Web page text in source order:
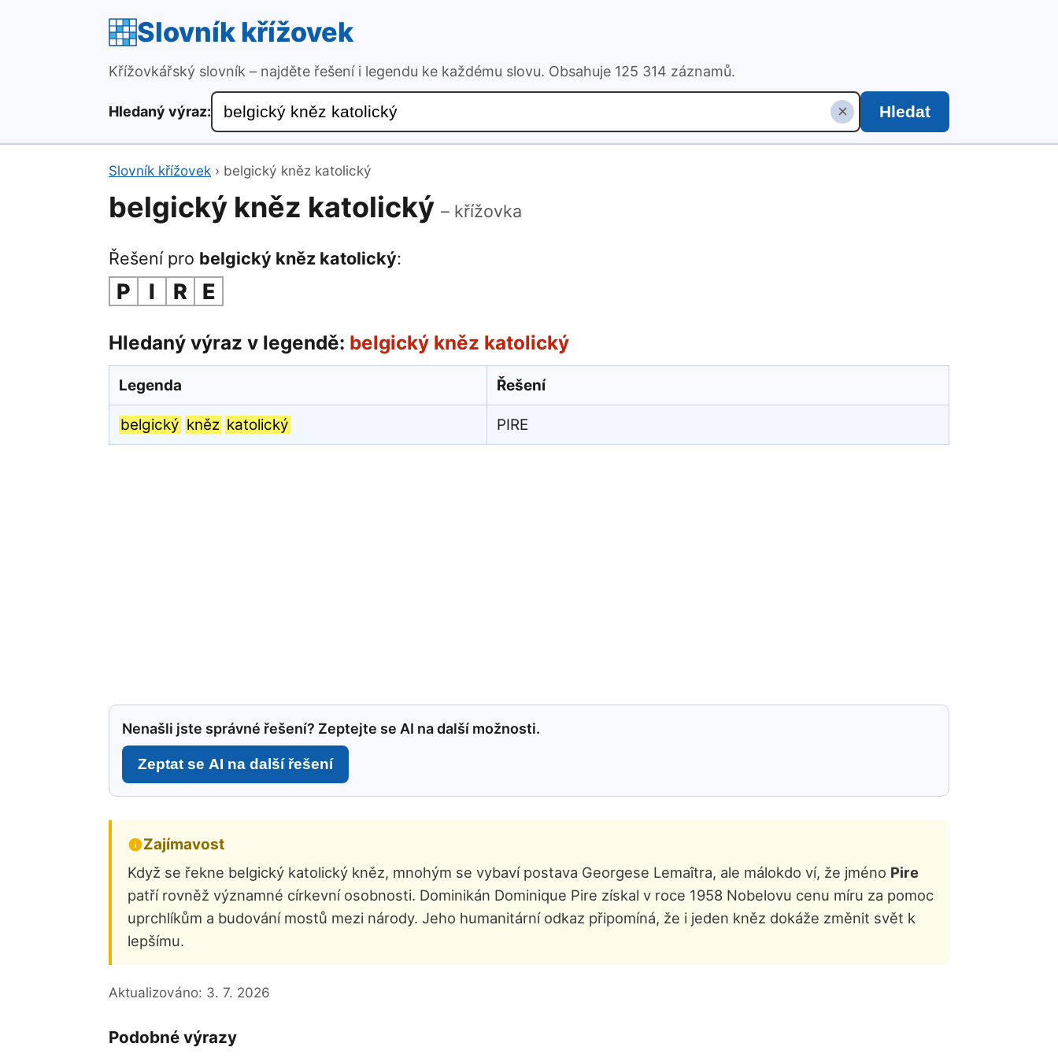
Slovník křížovek
Křížovkářský slovník – najděte řešení i legendu ke každému slovu. Obsahuje 125 314 záznamů.
Hledaný výraz: × Hledat
Slovník křížovek › belgický kněz katolický
belgický kněz katolický – křížovka
Řešení pro belgický kněz katolický:
P I R E
Hledaný výraz v legendě: belgický kněz katolický
Legenda Řešení
belgický kněz katolický PIRE
Nenašli jste správné řešení? Zeptejte se AI na další možnosti.
Zeptat se AI na další řešení
Zajímavost
Když se řekne belgický katolický kněz, mnohým se vybaví postava Georgese Lemaîtra, ale málokdo ví, že jméno Pire
patří rovněž významné církevní osobnosti. Dominikán Dominique Pire získal v roce 1958 Nobelovu cenu míru za pomoc
uprchlíkům a budování mostů mezi národy. Jeho humanitární odkaz připomíná, že i jeden kněz dokáže změnit svět k
lepšímu.
Aktualizováno: 3. 7. 2026
Podobné výrazy